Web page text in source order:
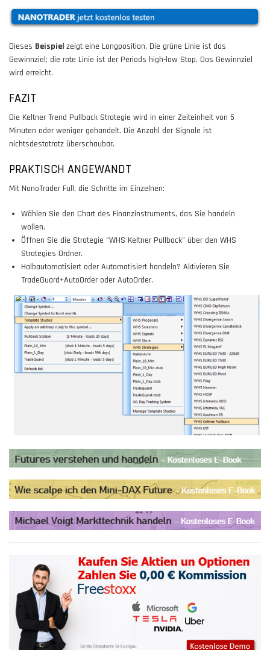
Dieses Beispiel zeigt eine Longposition. Die grüne Linie ist das
Gewinnziel; die rote Linie ist der Periods high-low Stop. Das Gewinnziel
wird erreicht.
FAZIT
Die Keltner Trend Pullback Strategie wird in einer Zeiteinheit von 5
Minuten oder weniger gehandelt. Die Anzahl der Signale ist
nichtsdestotrotz überschaubar.
PRAKTISCH ANGEWANDT
Mit NanoTrader Full, die Schritte im Einzelnen:
Wählen Sie den Chart des Finanzinstruments, das Sie handeln
wollen.
Öffnen Sie die Strategie "WHS Keltner Pullback" über den WHS
Strategies Ordner.
Halbautomatisiert oder Automatisiert handeln? Aktivieren Sie
TradeGuard+AutoOrder oder AutoOrder.